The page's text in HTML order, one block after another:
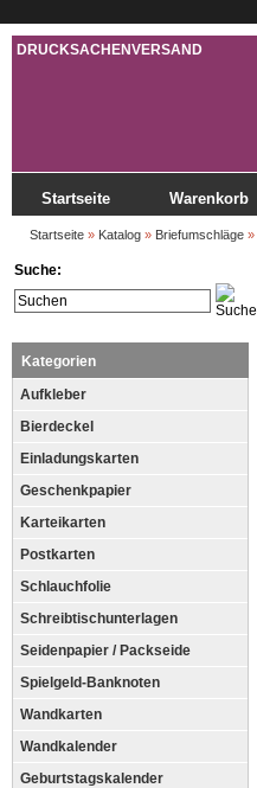
DRUCKSACHENVERSAND
Startseite Warenkorb
Startseite » Katalog » Briefumschläge »
Suche:
Kategorien
Aufkleber
Bierdeckel
Einladungskarten
Geschenkpapier
Karteikarten
Postkarten
Schlauchfolie
Schreibtischunterlagen
Seidenpapier / Packseide
Spielgeld-Banknoten
Wandkarten
Wandkalender
Geburtstagskalender